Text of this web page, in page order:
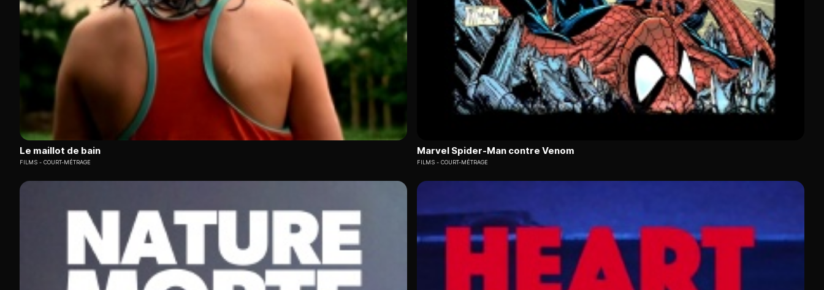
Le maillot de bain
FILMS COURT-MÉTRAGE
Marvel Spider-Man contre Venom
FILMS COURT-MÉTRAGE